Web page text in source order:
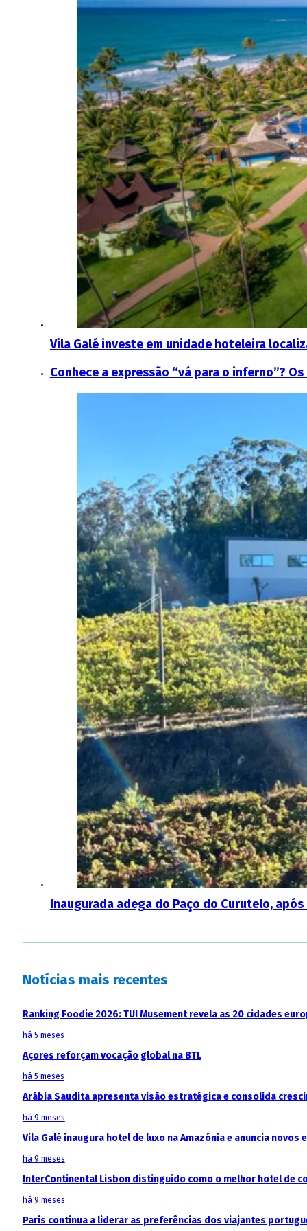
Vila Galé investe em unidade hoteleira
Conhece a expressão “vá para o inferno”?
Inaugurada adega do Paço do Curutelo,
Notícias mais recentes
Ranking Foodie 2026: TUI Musement revela as 20 cidades
há 5 meses
Açores reforçam vocação global na BTL
há 5 meses
Arábia Saudita apresenta visão estratégica e consolida
há 9 meses
Vila Galé inaugura hotel de luxo na Amazónia e anuncia
há 9 meses
InterContinental Lisbon distinguido como o melhor hotel de
há 9 meses
Paris continua a liderar as preferências dos viajantes